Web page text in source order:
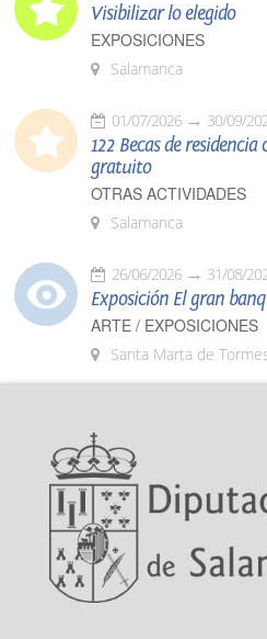
Visibilizar lo elegido
EXPOSICIONES
Salamanca
01/07/2026 30/09/
122 Becas de
gratuito
OTRAS ACTIVIDADES
Salamanca
26/06/2026 31/08/
Exposición El gran
ARTE / EXPOSICIONES
Santa Marta de